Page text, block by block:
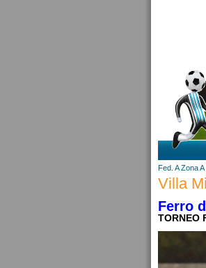
Fed. A Zona A
Villa
Ferro
TORNEO